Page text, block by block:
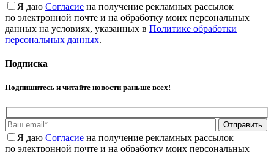
Я даю Cогласие на получение рекламных рассылок
по электронной почте и на обработку моих персональных
данных на условиях, указанных в Политике обработки
персональных данных.
Подписка
Подпишитесь и читайте новости раньше всех!
Отправить
Я даю Cогласие на получение рекламных рассылок
по электронной почте и на обработку моих персональных